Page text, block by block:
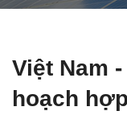
Việt Nam
hoạch